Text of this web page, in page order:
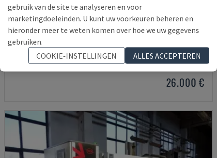
ROVER A4.30
BIESSE - CNC-HOUTBEWERKINGSCENTRUM
POLEN 2010
26.000 €
gebruik van de site te analyseren en voor
marketingdoeleinden. U kunt uw voorkeuren beheren en
hieronder meer te weten komen over hoe we uw gegevens
gebruiken.
COOKIE-INSTELLINGEN
ALLES ACCEPTEREN